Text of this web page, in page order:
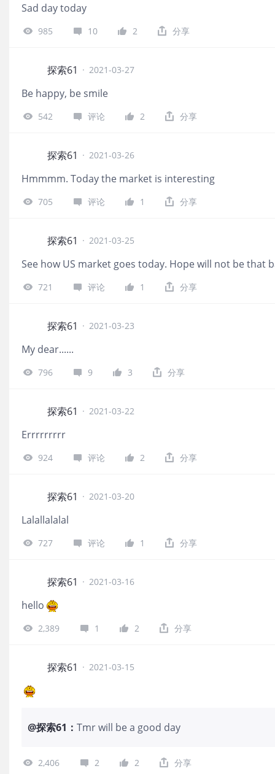
Sad day today
985 10 2 分享
探索61 · 2021-03-27
Be happy, be smile
542 评论 2 分享
探索61 · 2021-03-26
Hmmmm. Today the market is interesting
705 评论 1 分享
探索61 · 2021-03-25
See how US market goes today. Hope will not be that
721 评论 1 分享
探索61 · 2021-03-23
My dear......
796 9 3 分享
探索61 · 2021-03-22
Errrrrrrrr
924 评论 2 分享
探索61 · 2021-03-20
Lalallalalal
727 评论 1 分享
探索61 · 2021-03-16
hello
2,389 1 2 分享
探索61 · 2021-03-15
@探索61 ： Tmr will be a good day
2,406 2 2 分享